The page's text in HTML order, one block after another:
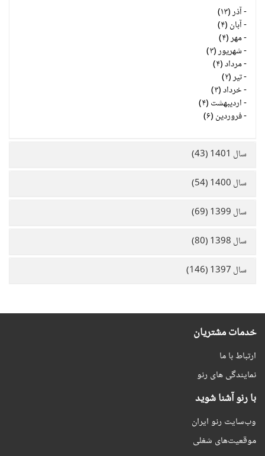
-آذر (۱۳)
-آبان (۴)
-مهر (۴)
-شهریور (۳)
-مرداد (۴)
-تیر (۲)
-خرداد (۳)
-اردیبهشت (۴)
-فروردین (۶)
سال 1401 (43)
سال 1400 (54)
سال 1399 (69)
سال 1398 (80)
سال 1397 (146)
خدمات مشتریان
ارتباط با ما
نمایندگی های رنو
با رنو آشنا شوید
وب‌سایت رنو ایران
موقعیت‌های شغلی